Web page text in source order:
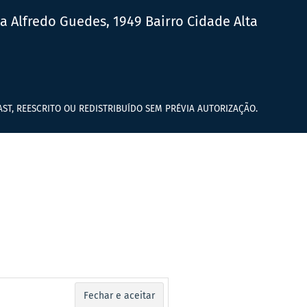
Alfredo Guedes, 1949 Bairro Cidade Alta
REESCRITO OU REDISTRIBUÍDO SEM PRÉVIA AUTORIZAÇÃO.